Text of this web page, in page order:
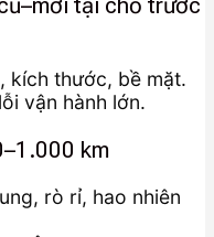
kích thước, bề mặt.
vận hành lớn.
km
rò rỉ, hao nhiên